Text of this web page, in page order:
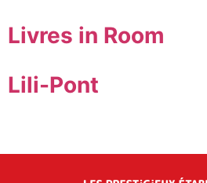
Livres in Room
Lili-Pont